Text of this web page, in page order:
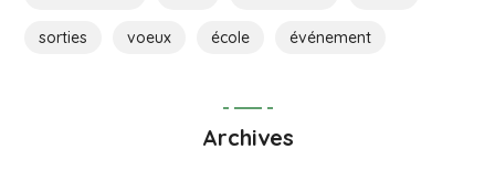
sorties voeux école événement
Archives